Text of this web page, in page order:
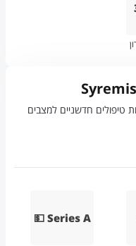
טיפולים חדשניים למצבים
💵 Series A